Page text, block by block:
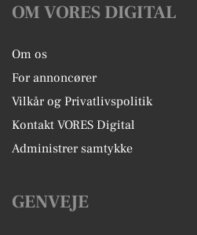
OM VORES DIGITAL
Om os
For annoncører
Vilkår og Privatlivspolitik
Kontakt VORES Digital
Administrer samtykke
GENVEJE